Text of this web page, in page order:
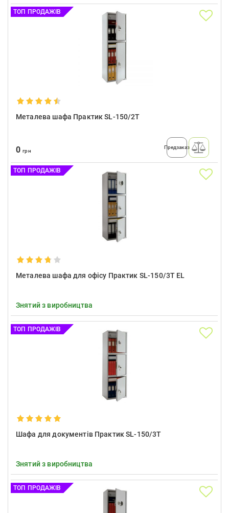
ТОП ПРОДАЖІВ
Металева шафа Практик SL-150/2T
0грн
Предзаказ
ТОП ПРОДАЖІВ
Металева шафа для офісу Практик SL-150/3T EL
Знятий з виробництва
ТОП ПРОДАЖІВ
Шафа для документів Практик SL-150/3T
Знятий з виробництва
ТОП ПРОДАЖІВ